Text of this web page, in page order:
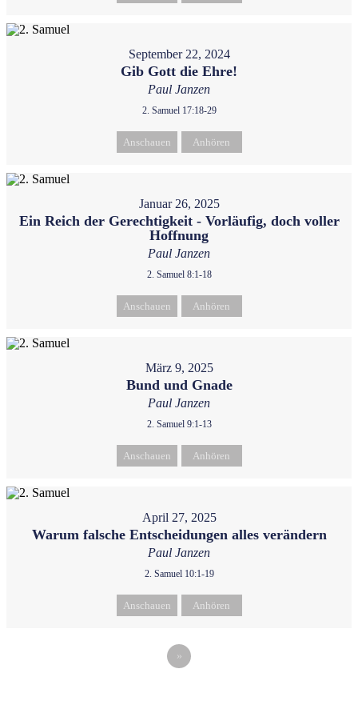
September 22, 2024
Gib Gott die Ehre!
Paul Janzen
2. Samuel 17:18-29
Anschauen Anhören
Januar 26, 2025
Ein Reich der Gerechtigkeit - Vorläufig, doch voller
Hoffnung
Paul Janzen
2. Samuel 8:1-18
Anschauen Anhören
März 9, 2025
Bund und Gnade
Paul Janzen
2. Samuel 9:1-13
Anschauen Anhören
April 27, 2025
Warum falsche Entscheidungen alles verändern
Paul Janzen
2. Samuel 10:1-19
Anschauen Anhören
»